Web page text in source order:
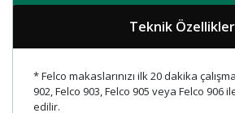
Teknik Özellikler
* Felco makaslarınızı ilk 20 dakika
902, Felco 903, Felco 905 veya Felco 906
edilir.